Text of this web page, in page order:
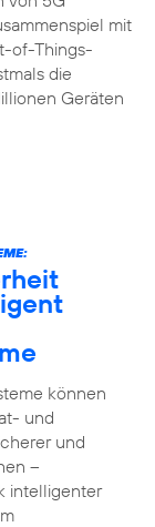
mit
of-Things-
die
Geräten
können
und
und
–
intelligenter